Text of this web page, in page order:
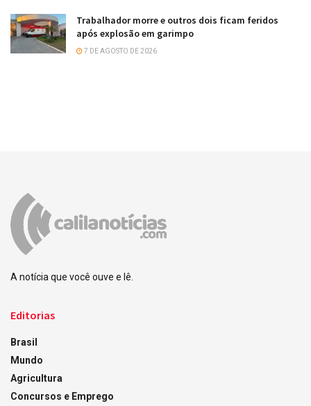
Trabalhador morre e outros dois ficam feridos
após explosão em garimpo
7 DE AGOSTO DE 2026
A notícia que você ouve e lê.
Editorias
Brasil
Mundo
Agricultura
Concursos e Emprego